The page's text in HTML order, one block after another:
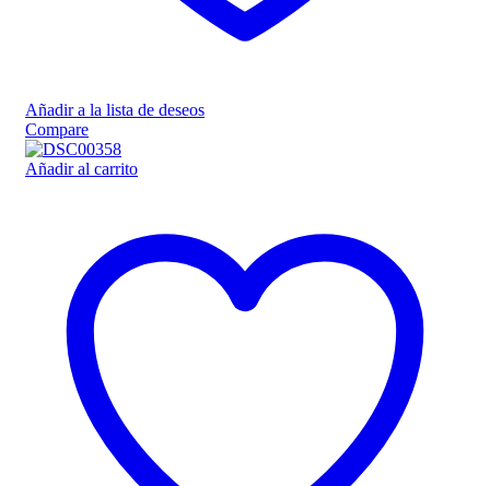
Añadir a la lista de deseos
Compare
Añadir al carrito